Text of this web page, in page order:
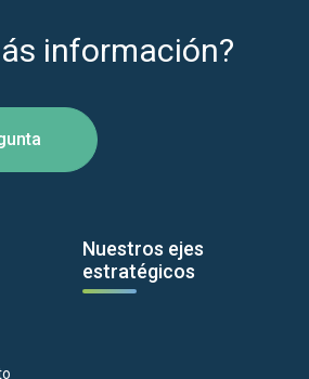
información?
Nuestros ejes
estratégicos